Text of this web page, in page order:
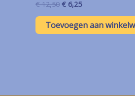
€12,50 Oorspronkelijke
was:
€ 12,50.
€ 6,25Huidige
is:
€ 6,25.
Toevoegen aan